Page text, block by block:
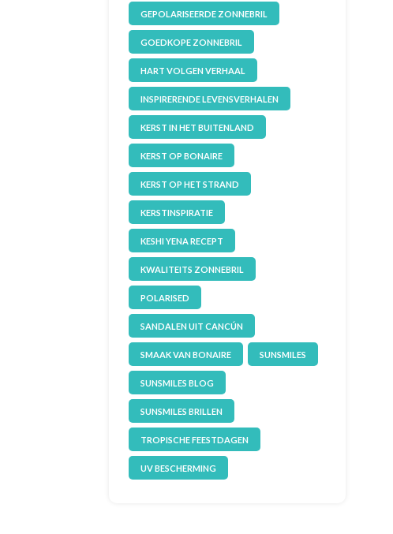
GEPOLARISEERDE ZONNEBRIL
GOEDKOPE ZONNEBRIL
HART VOLGEN VERHAAL
INSPIRERENDE LEVENSVERHALEN
KERST IN HET BUITENLAND
KERST OP BONAIRE
KERST OP HET STRAND
KERSTINSPIRATIE
KESHI YENA RECEPT
KWALITEITS ZONNEBRIL
POLARISED
SANDALEN UIT CANCÚN
SMAAK VAN BONAIRE SUNSMILES
SUNSMILES BLOG
SUNSMILES BRILLEN
TROPISCHE FEESTDAGEN
UV BESCHERMING